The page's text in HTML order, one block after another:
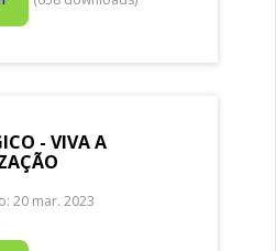
- VIVA A
20 mar. 2023